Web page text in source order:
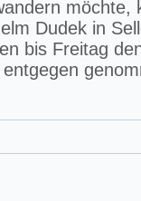
möchte,
Dudek in
bis Freitag